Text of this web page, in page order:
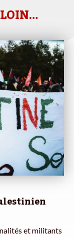
et militants